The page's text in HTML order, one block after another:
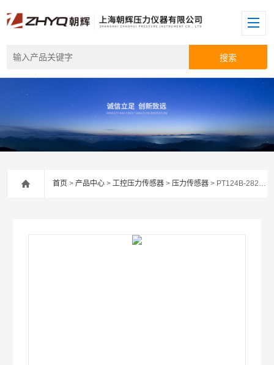
首页 >产品中心 >工控压力传感器 >压力传感器 > PT124B-282带数显压力传感器